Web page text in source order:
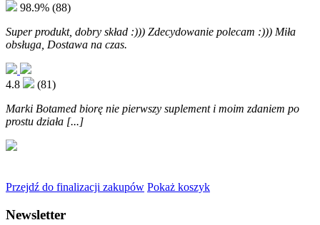
98.9% (88)
Super produkt, dobry skład :))) Zdecydowanie polecam :))) Miła
obsługa, Dostawa na czas.
4.8
(81)
Marki Botamed biorę nie pierwszy suplement i moim zdaniem po
prostu działa [...]
Przejdź do finalizacji zakupów Pokaż koszyk
Newsletter